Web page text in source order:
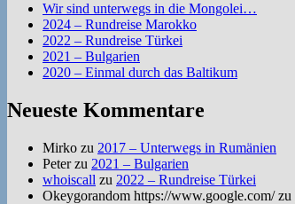
Wir sind unterwegs in die Mongolei…
2024 – Rundreise Marokko
2022 – Rundreise Türkei
2021 – Bulgarien
2020 – Einmal durch das Baltikum
Neueste Kommentare
Mirko zu 2017 – Unterwegs in Rumänien
Peterzu 2021 – Bulgarien
whoiscall zu 2022 – Rundreise Türkei
Okeygorandom https://www.google.com/zu